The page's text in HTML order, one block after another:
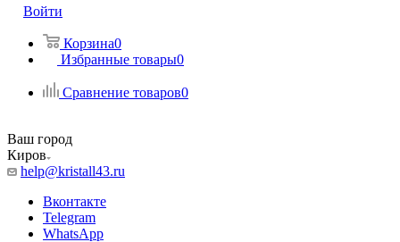
Войти
Корзина0
Избранные товары0
Сравнение товаров0
Ваш город
Киров
help@kristall43.ru
Вконтакте
Telegram
WhatsApp